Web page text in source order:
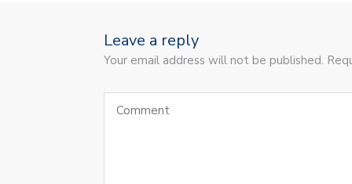
Leave a reply
Your email address will not be published.